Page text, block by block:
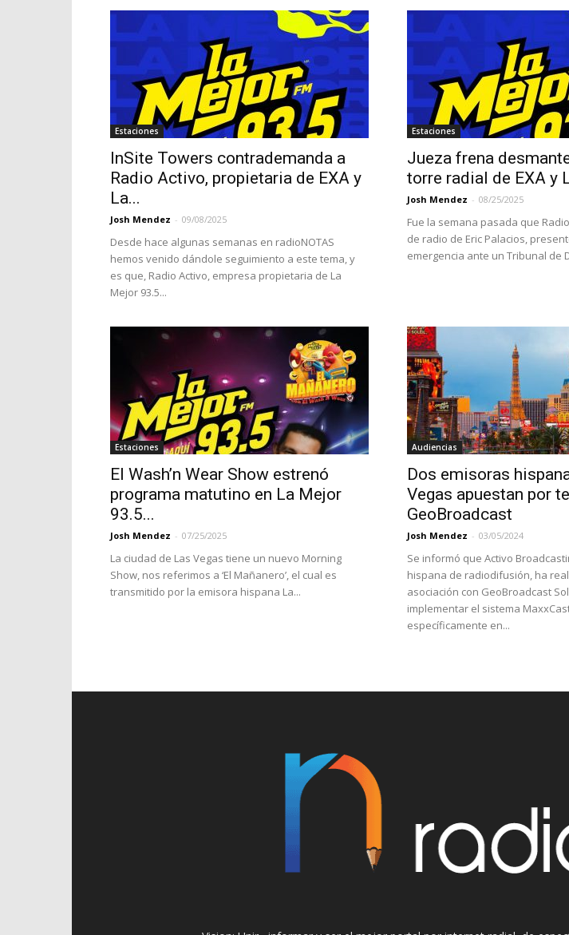
Estaciones
InSite Towers contrademanda a
Radio Activo, propietaria de EXA y
La...
Josh Mendez - 09/08/2025
Desde hace algunas semanas en radioNOTAS
hemos venido dándole seguimiento a este tema, y
es que, Radio Activo, empresa propietaria de La
Mejor 93.5...
Estaciones
Jueza frena
torre radial de EXA y
Josh Mendez - 08/25/2025
Fue la semana pasada que
de radio de Eric Palacios,
emergencia ante un Tribunal de
Estaciones
El Wash’n Wear Show estrenó
programa matutino en La Mejor
93.5...
Josh Mendez - 07/25/2025
La ciudad de Las Vegas tiene un nuevo Morning
Show, nos referimos a ‘El Mañanero’, el cual es
transmitido por la emisora hispana La...
Audiencias
Dos emisoras
Vegas apuestan por
GeoBroadcast
Josh Mendez - 03/05/2024
Se informó que Activo
hispana de radiodifusión, ha
asociación con GeoBroadcast
implementar el sistema
específicamente en...